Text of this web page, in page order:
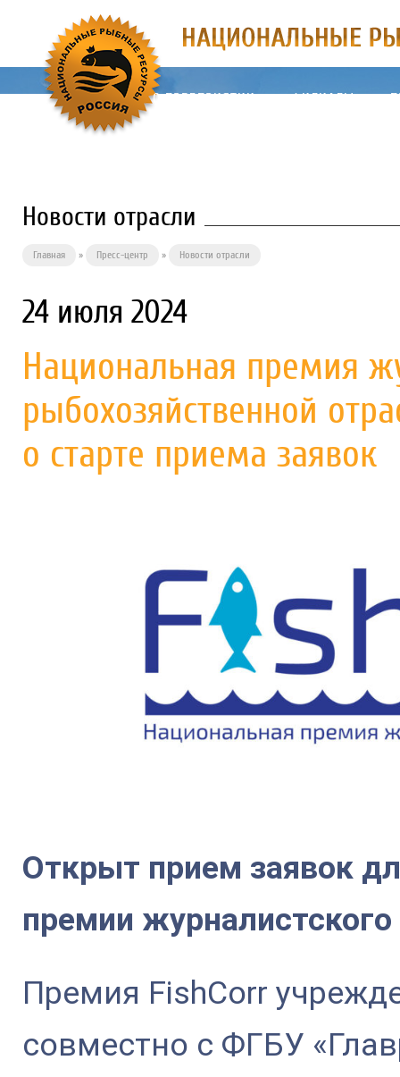
О ПРЕДПРИЯТИИ ФИЛИАЛЫ
Новости отрасли
Главная » Пресс-центр » Новости отрасли
24 июля 2024
Национальная премия
рыбохозяйственной
о старте приема заявок
Открыт прием заявок
премии
Премия FishCorr
совместно с ФГБУ